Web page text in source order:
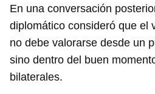
En una conversación
diplomático consideró que el
no debe valorarse desde un
sino dentro del buen
bilaterales.